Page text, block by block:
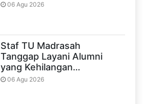
06 Agu 2026
Staf TU Madrasah
Tanggap Layani Alumni
yang Kehilangan…
06 Agu 2026